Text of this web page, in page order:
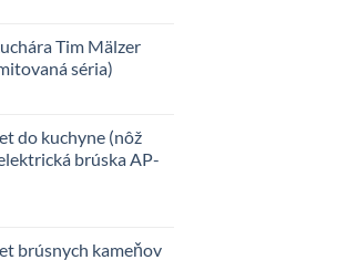
Tim Mälzer
séria)
do kuchyne (nôž
brúska AP-
brúsnych kameňov